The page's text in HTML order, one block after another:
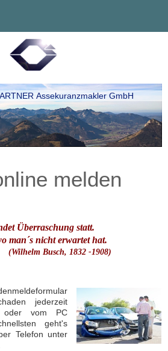
Assekuranzmakler GmbH
melden
Überraschung statt.
nicht erwartet hat.
Busch, 1832 -1908)
jederzeit
oder vom PC
geht's
Telefon unter